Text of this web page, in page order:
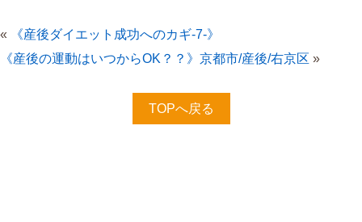
«
《産後ダイエット成功へのカギ-7-》
《産後の運動はいつからOK？？》京都市/産後/右京区 »
TOPへ戻る